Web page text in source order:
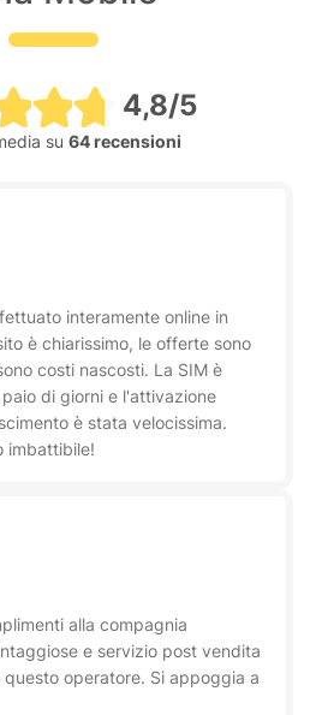
4,8/5
su 64 recensioni
interamente online in
è chiarissimo, le offerte sono
costi nascosti. La SIM è
di giorni e l'attivazione
è stata velocissima.
imbattibile!
alla compagnia
e servizio post vendita
operatore. Si appoggia a